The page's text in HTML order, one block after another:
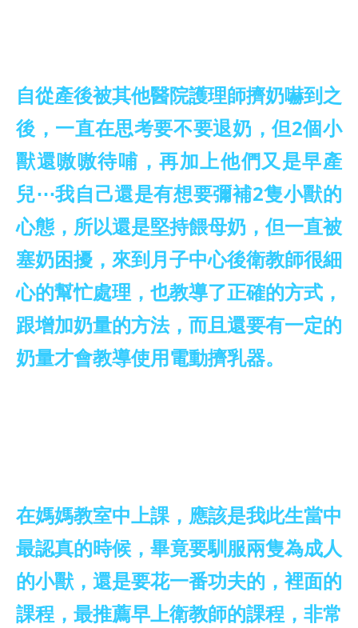
自從產後被其他醫院護理師擠奶嚇到之
後，一直在思考要不要退奶，但2個小
獸還嗷嗷待哺，再加上他們又是早產
兒⋯我自己還是有想要彌補2隻小獸的
心態，所以還是堅持餵母奶，但一直被
塞奶困擾，來到月子中心後衛教師很細
心的幫忙處理，也教導了正確的方式，
跟增加奶量的方法，而且還要有一定的
奶量才會教導使用電動擠乳器。
在媽媽教室中上課，應該是我此生當中
最認真的時候，畢竟要馴服兩隻為成人
的小獸，還是要花一番功夫的，裡面的
課程，最推薦早上衛教師的課程，非常